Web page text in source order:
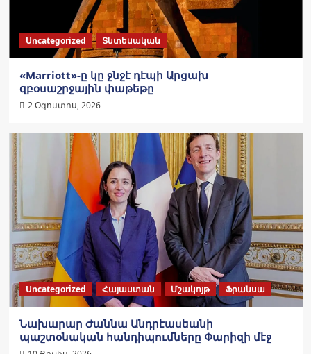
Uncategorized Տնտեսական
«Marriott»-ը կը ջնջէ դէպի Արցախ
զբօսաշրջային փաթեթը
2 Օգոստոս, 2026
Uncategorized Հայաստան Մշակոյթ Ֆրանսա
Նախարար Ժաննա Անդրէասեանի
պաշտօնական հանդիպումները Փարիզի մէջ